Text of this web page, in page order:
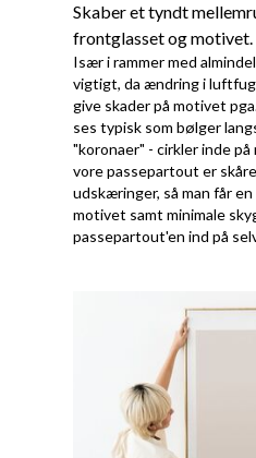
Skaber et tyndt
frontglasset og motivet.
Især i rammer med
vigtigt, da ændring i
give skader på motivet
ses typisk som bølger
"koronaer" - cirkler inde
vore passepartout er
udskæringer, så man får
motivet samt minimale
passepartout'en ind på